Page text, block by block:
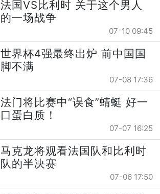
法国VS比利时 关于这个男人
的一场战争
07-10 09:45
世界杯4强最终出炉 前中国国
脚不满
07-08 17:36
法门将比赛中“误食”蜻蜓 好一
口蛋白质！
07-07 16:25
马克龙将观看法国队和比利时
队的半决赛
07-06 17:50